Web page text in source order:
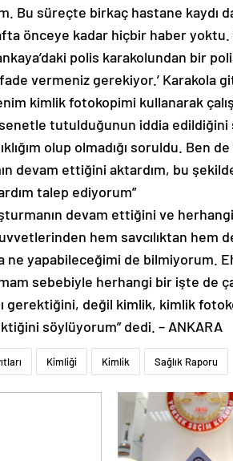
Bu süreçte birkaç hastane kaydı
önceye kadar hiçbir haber
polis karakolundan bir
vermeniz gerekiyor.’ Karakola
kimlik fotokopimi kullanarak
tutulduğunun iddia edildiğini
olup olmadığı soruldu. Ben
devam ettiğini aktardım, bu
talep ediyorum”
devam ettiğini ve
hem savcılıktan hem
ne yapabileceğimi de bilmiyorum.
sebebiyle herhangi bir işte de
gerektiğini, değil kimlik, kimlik
söylüyorum” dedi. – ANKARA
Kimliği Kimlik Sağlık Raporu